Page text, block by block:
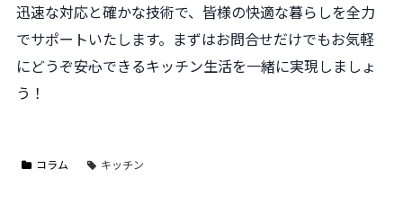
迅速な対応と確かな技術で、皆様の快適な暮らしを全力
でサポートいたします。まずはお問合せだけでもお気軽
にどうぞ――安心できるキッチン生活を一緒に実現しましょ
う！
コラム キッチン